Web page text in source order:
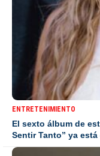
ENTRETENIMIENTO
El sexto álbum de
Sentir Tanto” ya está